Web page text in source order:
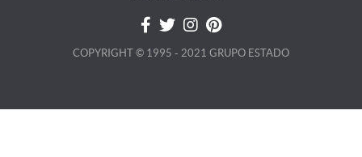
COPYRIGHT © 1995 - 2021 GRUPO ESTADO